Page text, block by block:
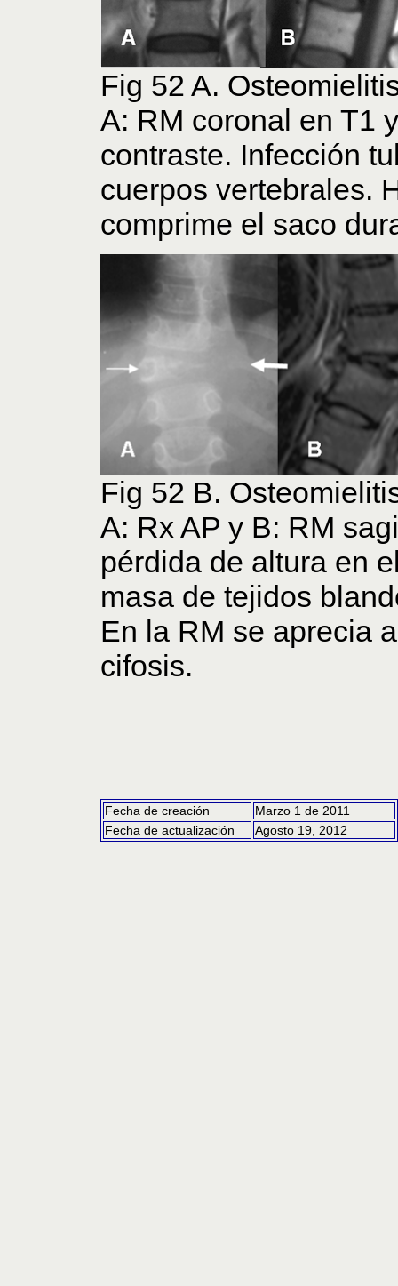
Fig 52 A.
A: RM coronal en T1
contraste. Infección
cuerpos vertebrales.
comprime el saco
Fig 52 B.
A: Rx AP y B: RM
pérdida de altura en
masa de tejidos
En la RM se aprecia
cifosis.
Fecha de creación
Marzo 1 de 2011
Fecha de actualización
Agosto 19, 2012